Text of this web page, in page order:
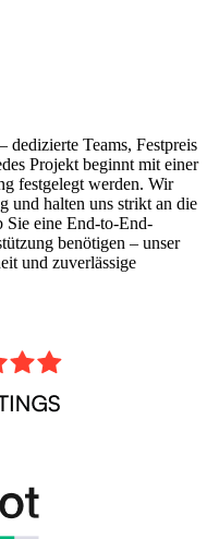
Teams, Festpreis
Projekt beginnt mit einer
festgelegt werden. Wir
und halten uns strikt an die
Sie eine End-to-End-
benötigen – unser
und zuverlässige